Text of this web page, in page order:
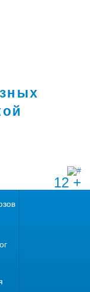
12 +